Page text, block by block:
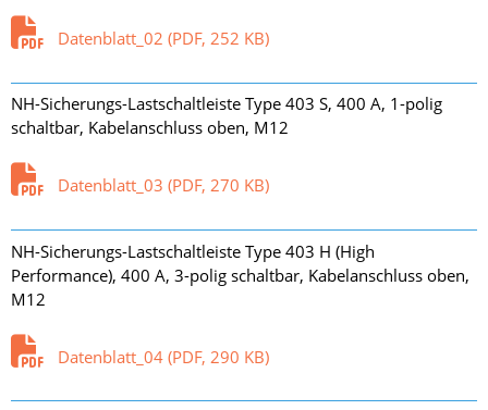
Datenblatt_02 (PDF, 252 KB)
NH-Sicherungs-Lastschaltleiste Type 403 S, 400 A, 1-polig
schaltbar, Kabelanschluss oben, M12
Datenblatt_03 (PDF, 270 KB)
NH-Sicherungs-Lastschaltleiste Type 403 H (High
Performance), 400 A, 3-polig schaltbar, Kabelanschluss oben,
M12
Datenblatt_04 (PDF, 290 KB)